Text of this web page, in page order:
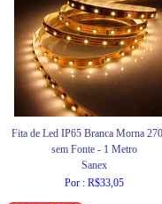
Fita de Led IP65 Branca Morna
sem Fonte - 1 Metro
Sanex
Por : R$33,05